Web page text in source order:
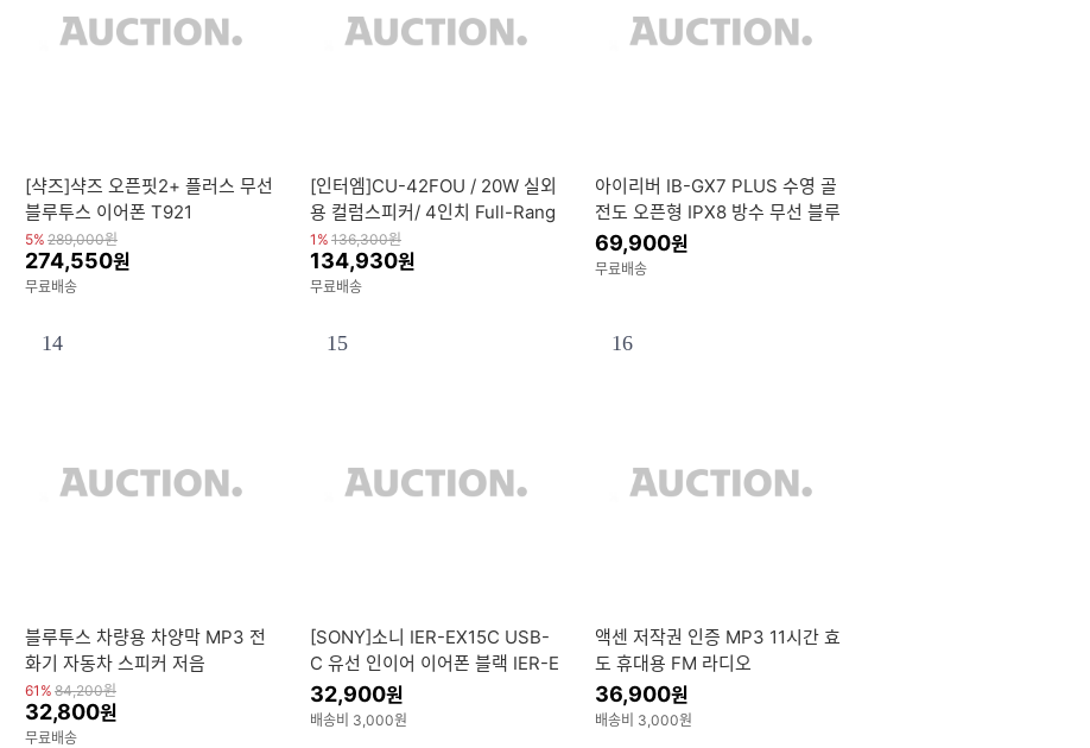
[샥즈]샥즈 오픈핏2+ 플러스 무선
블루투스 이어폰 T921
5% 289,000원
274,550원
무료배송
[인터엠]CU-42FOU / 20W 실외
용 컬럼스피커/ 4인치 Full-Rang
e
1% 136,300원
134,930원
무료배송
아이리버 IB-GX7 PLUS 수영 골
전도 오픈형 IPX8 방수 무선 블루
투스 6.0 이어폰 내장 MP3 32G
B
69,900원
무료배송
14
블루투스 차량용 차양막 MP3 전
화기 자동차 스피커 저음
61% 84,200원
32,800원
무료배송
15
[SONY]소니 IER-EX15C USB-
C 유선 인이어 이어폰 블랙 IER-E
X15C/BZE
32,900원
배송비 3,000원
16
액센 저작권 인증 MP3 11시간 효
도 휴대용 FM 라디오
36,900원
배송비 3,000원